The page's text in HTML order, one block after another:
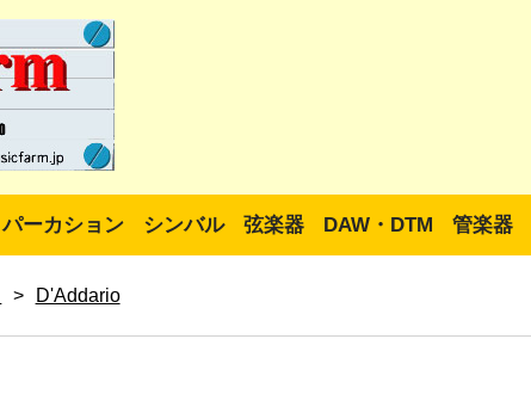
パーカション シンバル 弦楽器 DAW・DTM 管楽器
> D'Addario